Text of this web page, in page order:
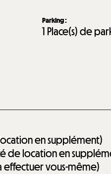
Parking:
1 Place(s) de
en supplément)
de location en
effectuer vous-même)